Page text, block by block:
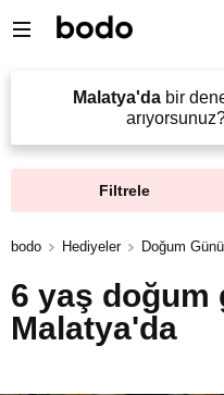
Malatya'da bir
Filtrele
bodo Hediyeler Doğum
6 yaş doğum
Malatya'da